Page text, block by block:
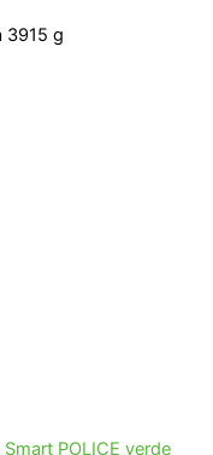
3915 g